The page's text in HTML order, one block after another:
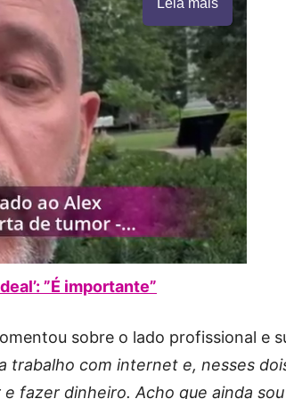
Leia mais
”É importante”
sobre o lado profissional e
trabalho com internet e, nesses
fazer dinheiro. Acho que ainda sou